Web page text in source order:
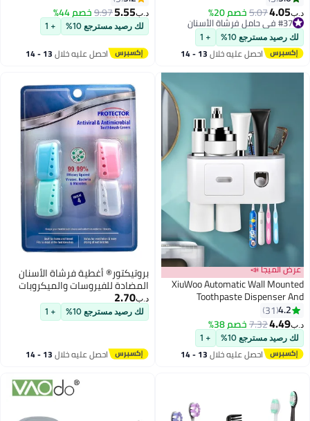
حامل حمام لمعجون الأسنان، ماكينة
الحلاقة، رائع للمنزل، منظم الزينة
د.ب‏4.05
5.07خصم 20%
#37 في حامل فرشاة الأسنان
#37 في حامل فرشاة الأسنان
لك رصيد مسترجع 10% + 1
احصل عليه خلال 13 - 14
حامل فرشاة الأسنان، تصميم
لاسلكي، حامل فرشاة الأسنان
المثبت على الحائط مع معقم
بالأشعة فوق البنفسجية، أسود
د.ب‏5.55
9.97خصم 44%
لك رصيد مسترجع 10% + 1
احصل عليه خلال 13 - 14
عرض الميجا 📣
XiuWoo Automatic Wall Mounted
Toothpaste Dispenser And
Toothbrush Holder With Two
Magnetic Cups
4.2
31
د.ب‏4.49
7.32خصم 38%
لك رصيد مسترجع 10% + 1
احصل عليه خلال 13 - 14
بروتيكتور® أغطية فرشاة الأسنان
المضادة للفيروسات والميكروبات
د.ب‏2.70
لك رصيد مسترجع 10% + 1
احصل عليه خلال 13 - 14